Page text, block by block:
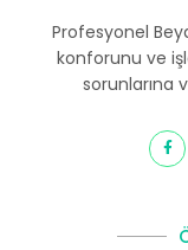
Profesyonel
konforunu ve
sorunlarına